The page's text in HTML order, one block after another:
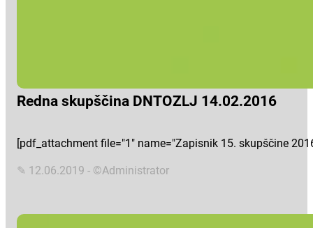
Redna skupščina DNTOZLJ 14.02.2016
[pdf_attachment file="1" name="Zapisnik 15. skupščine
✎ 12.06.2019 - ©Administrator